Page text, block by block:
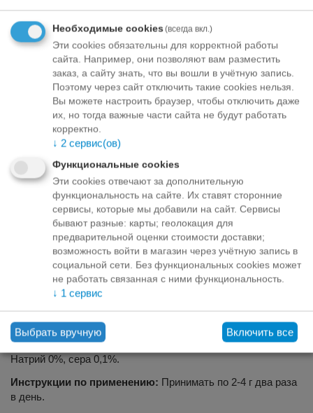
Описание
Dolfos Probiotic Paste - это паста для собак и кошек,
содержащая пробиотики и пребиотики, поддерживающие
правильное функционирование пищеварительного тракта.
Компоненты препарата восстанавливают естественную
Составные части:
Добавки в 1 кг.
Стабилизаторы кишечной флоры:Пробиотик - 4b 1707
Enterococcus faecium DSM 10663 NCIMB 10415 1,5x10 12
КОЕ, Бета-1,3 / 1,6-глюкан, маннано-олигосахариды (MOS).
дрожжи пивные сушеные, соевое масло, лецитин,
масло из рыбы, инулин, фруктоолигосахариды (ФОС).
Аналитические ингредиенты:сырой белок 17%, сырые
масла и жиры 36%, сырая зола 2%, сырая клетчатка 3%,
влажность 20,1%, кальций 0,2%, фосфор 0,5%, магний 0 %,
Натрий 0%, сера 0,1%.
Инструкции по применению: Принимать по 2-4 г два раза
в день.
Необходимые cookies(всегда вкл.)
Эти cookies обязательны для корректной работы
сайта. Например, они позволяют вам разместить
заказ, а сайту знать, что вы вошли в учётную запись.
Поэтому через сайт отключить такие cookies нельзя.
Вы можете настроить браузер, чтобы отключить даже
их, но тогда важные части сайта не будут работать
корректно.
↓ 2 сервис(ов)
Функциональные cookies
Эти cookies отвечают за дополнительную
функциональность на сайте. Их ставят сторонние
сервисы, которые мы добавили на сайт. Сервисы
бывают разные: карты; геолокация для
предварительной оценки стоимости доставки;
возможность войти в магазин через учётную запись в
социальной сети. Без функциональных cookies может
не работать связанная с ними функциональность.
↓ 1 сервис
Выбрать вручную Включить все